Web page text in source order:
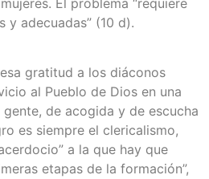
El problema “requiere
y adecuadas” (10 d).
gratitud a los diáconos
al Pueblo de Dios en una
de acogida y de escucha
es siempre el clericalismo,
a la que hay que
etapas de la formación”,